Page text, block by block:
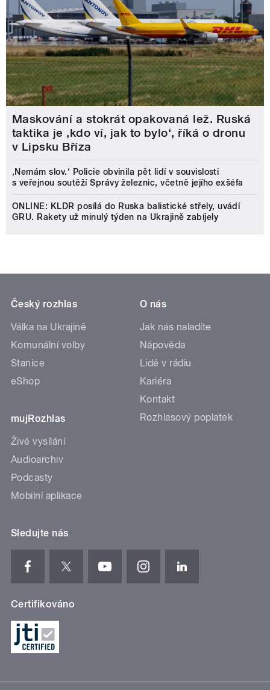
Maskování a stokrát opakovaná lež. Ruská
taktika je ‚kdo ví, jak to bylo‘, říká o dronu
v Lipsku Bříza
‚Nemám slov.‘ Policie obvinila pět lidí v souvislosti
s veřejnou soutěží Správy železnic, včetně jejího exšéfa
ONLINE: KLDR posílá do Ruska balistické střely, uvádí
GRU. Rakety už minulý týden na Ukrajině zabíjely
Český rozhlas
Válka na Ukrajině
Komunální volby
Stanice
eShop
mujRozhlas
Živé vysílání
Audioarchiv
Podcasty
Mobilní aplikace
O nás
Jak nás naladíte
Nápověda
Lidé v rádiu
Kariéra
Kontakt
Rozhlasový poplatek
Sledujte nás
Certifikováno